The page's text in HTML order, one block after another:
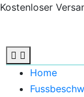
Kostenloser
Home